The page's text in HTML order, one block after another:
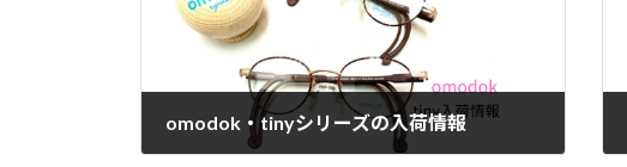
omodok・tinyシリーズの入荷情報